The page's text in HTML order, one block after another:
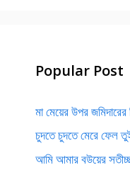
Popular Post
মা মেয়ের উপর
চুদতে চুদতে মেরে ফেল
আমি আমার বউয়ের